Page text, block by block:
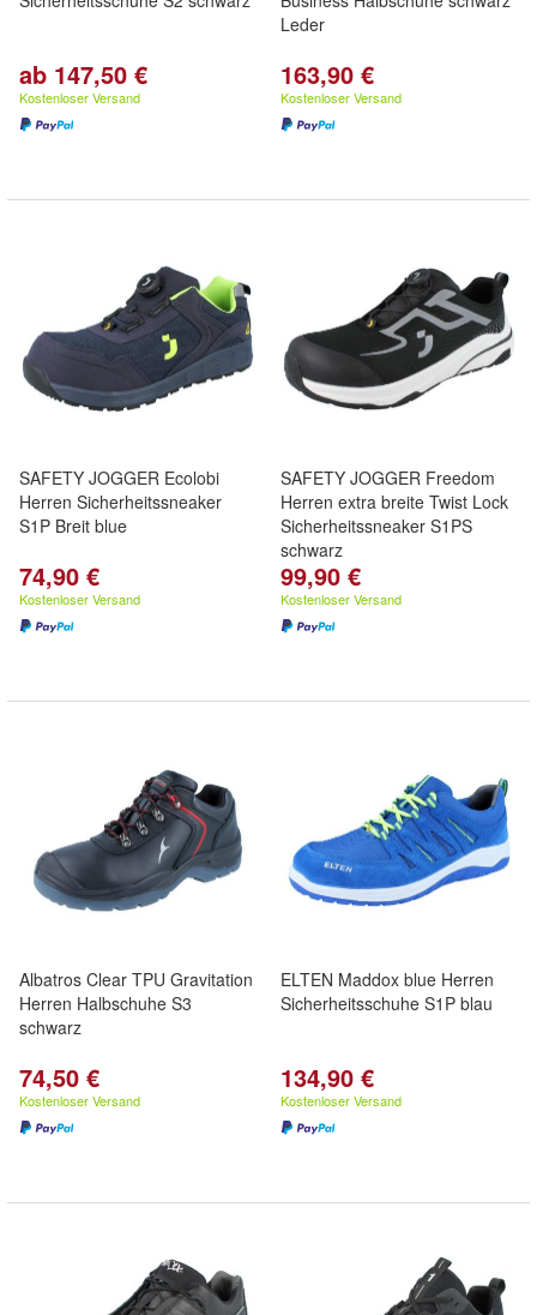
ab 147,50 €
Kostenloser Versand
Leder
163,90 €
Kostenloser Versand
SAFETY JOGGER Ecolobi
Herren Sicherheitssneaker
S1P Breit blue
74,90 €
Kostenloser Versand
SAFETY JOGGER Freedom
Herren extra breite Twist Lock
Sicherheitssneaker S1PS
schwarz
99,90 €
Kostenloser Versand
Albatros Clear TPU Gravitation
Herren Halbschuhe S3
schwarz
74,50 €
Kostenloser Versand
ELTEN Maddox blue Herren
Sicherheitsschuhe S1P blau
134,90 €
Kostenloser Versand